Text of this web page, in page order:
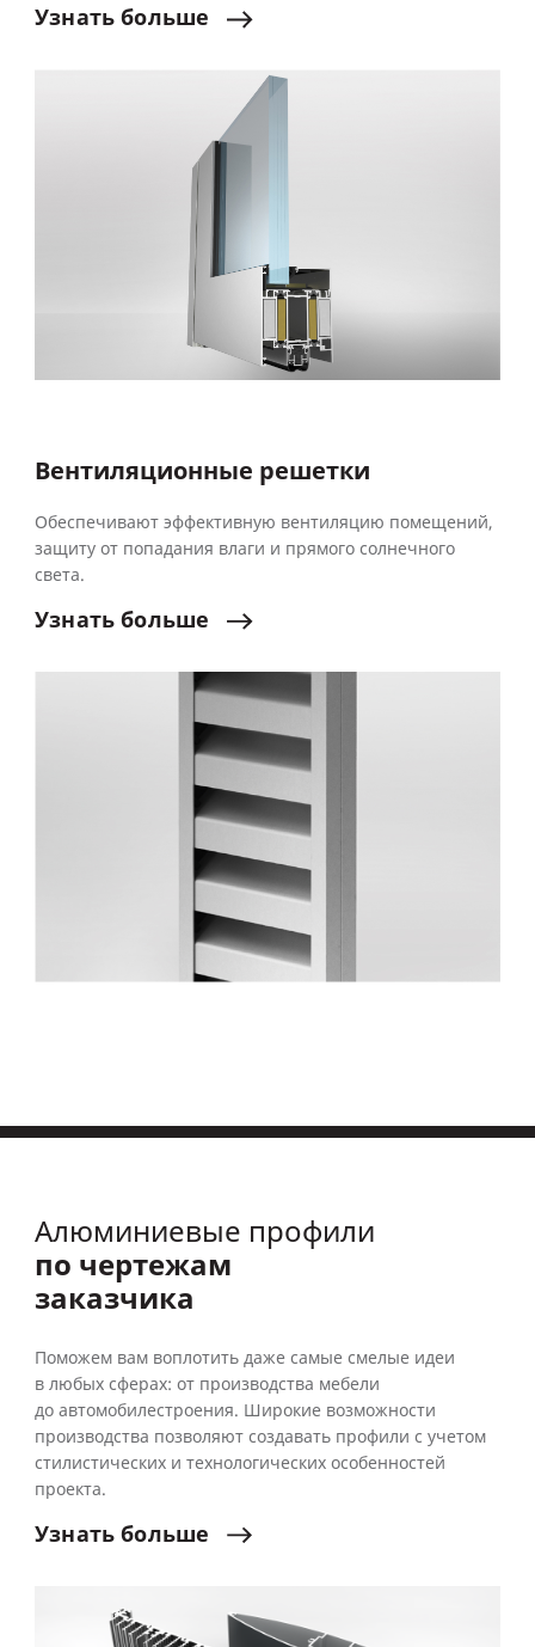
Узнать больше
Вентиляционные решетки
Обеспечивают эффективную вентиляцию помещений,
защиту от попадания влаги и прямого солнечного
света.
Узнать больше
Алюминиевые профили
по чертежам
заказчика
Поможем вам воплотить даже самые смелые идеи
в любых сферах: от производства мебели
до автомобилестроения. Широкие возможности
производства позволяют создавать профили с учетом
стилистических и технологических особенностей
проекта.
Узнать больше